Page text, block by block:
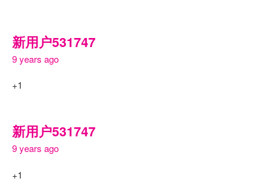
新用户531747
9 years ago
+1
新用户531747
9 years ago
+1